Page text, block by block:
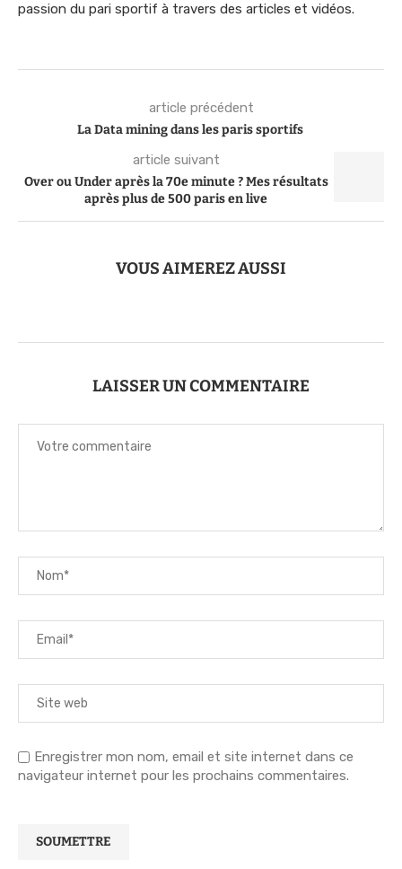
passion du pari sportif à travers des articles et vidéos.
article précédent
La Data mining dans les paris sportifs
article suivant
Over ou Under après la 70e minute ? Mes résultats
après plus de 500 paris en live
VOUS AIMEREZ AUSSI
LAISSER UN COMMENTAIRE
Enregistrer mon nom, email et site internet dans ce
navigateur internet pour les prochains commentaires.